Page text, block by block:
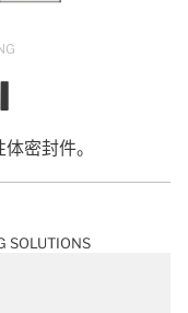
密封件。
SOLUTIONS